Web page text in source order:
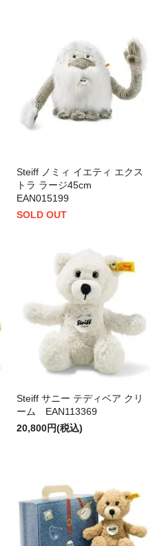
Steiff ノミィ イエティ エクス
トラ ラージ45cm
EAN015199
SOLD OUT
Steiff サニー テディベア クリ
ーム EAN113369
20,800円(税込)